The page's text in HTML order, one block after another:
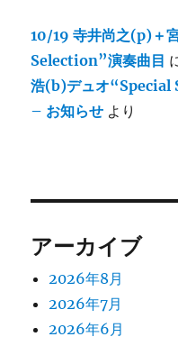
10/19 寺井尚之(p)＋
Selection”演奏曲目
浩(b)デュオ“Special
– お知らせ より
アーカイブ
2026年8月
2026年7月
2026年6月